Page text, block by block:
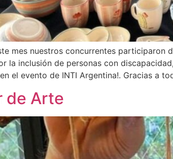
mes nuestros concurrentes participaron
la inclusión de personas con
el evento de INTI Argentina!. Gracias a
de Arte